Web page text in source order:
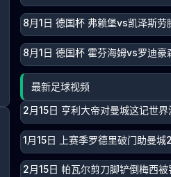
8月1日 德国杯 弗赖堡vs凯泽斯劳
8月1日 德国杯 霍芬海姆vs罗迪豪
最新足球视频
2月15日 亨利大帝对曼城这记世
1月15日 上赛季罗德里破门助曼城
2月15日 帕瓦尔剪刀脚铲倒梅西被